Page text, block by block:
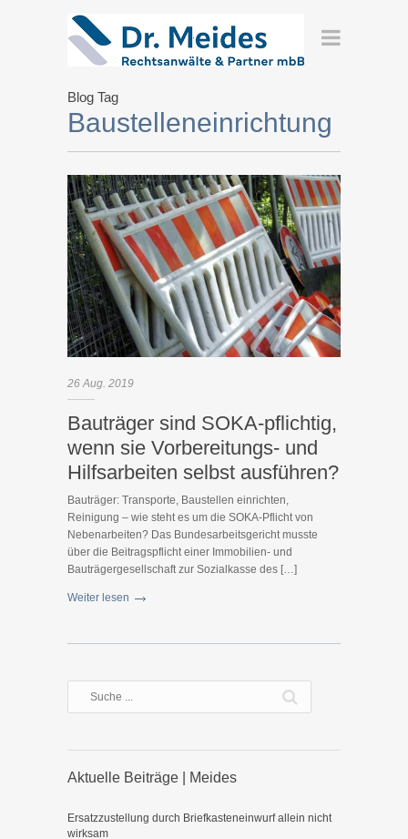
Blog Tag
Baustelleneinrichtung
26 Aug. 2019
Bauträger sind SOKA-pflichtig,
wenn sie Vorbereitungs- und
Hilfsarbeiten selbst ausführen?
Bauträger: Transporte, Baustellen einrichten,
Reinigung – wie steht es um die SOKA-Pflicht von
Nebenarbeiten? Das Bundesarbeitsgericht musste
über die Beitragspflicht einer Immobilien- und
Bauträgergesellschaft zur Sozialkasse des […]
Weiter lesen
Aktuelle Beiträge | Meides
Ersatzzustellung durch Briefkasteneinwurf allein nicht
wirksam